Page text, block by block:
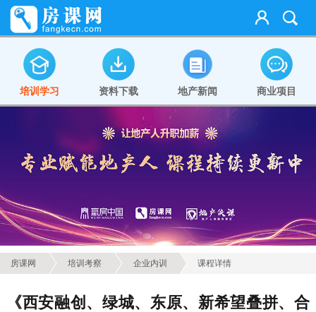
培训学习 资料下载 地产新闻 商业项目
房课网 培训考察 企业内训 课程详情
《西安融创、绿城、东原、新希望叠拼、合